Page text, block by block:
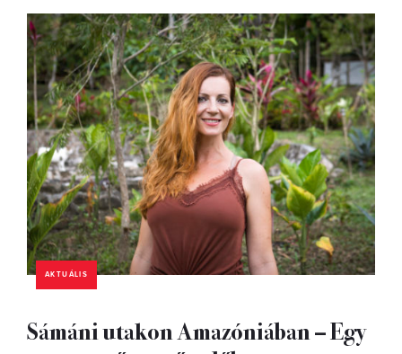
AKTUÁLIS
Sámáni utakon Amazóniában – Egy